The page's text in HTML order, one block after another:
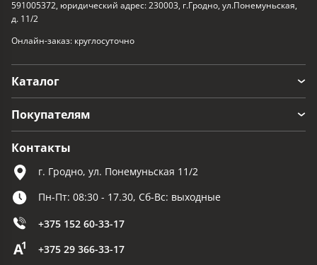
591005372, юридический адрес: 230003, г.Гродно, ул.Понемуньская,
д. 11/2
Онлайн-заказ: круглосуточно
Каталог
Покупателям
Контакты
г. Гродно, ул. Понемуньская 11/2
Пн-Пт: 08:30 - 17.30, Сб-Вс: выходные
+375 152 60-33-17
+375 29 366-33-17